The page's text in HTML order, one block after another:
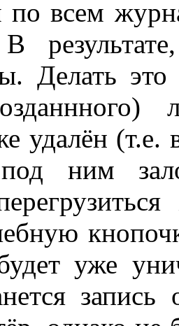
по всем
В
Делать
удалён (т.е.
ним
уже